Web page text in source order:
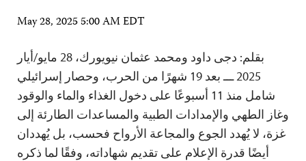
May 28, 2025 5:00 AM EDT
بقلم: دجى داود ومحمد عثمان نيويورك، 28 مايو/أيار
2025 ـــ بعد 19 شهرًا من الحرب، وحصار إسرائيلي
شامل منذ 11 أسبوعًا على دخول الغذاء والماء والوقود
وغاز الطهي والإمدادات الطبية والمساعدات الطارئة إلى
غزة، لا يُهدد الجوع والمجاعة الأرواح فحسب، بل يُهددان
أيضًا قدرة الإعلام على تقديم شهاداته، وفقًا لما ذكره